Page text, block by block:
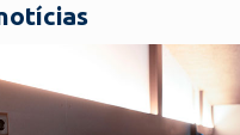
notícias